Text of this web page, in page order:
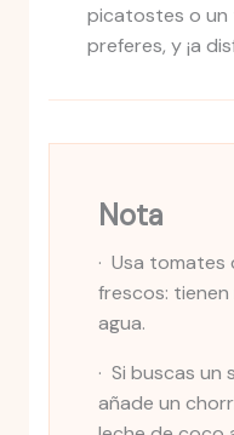
picatostes o un
preferes, y ¡a
Nota
· Usa tomates
frescos: tienen
agua.
· Si buscas un
añade un